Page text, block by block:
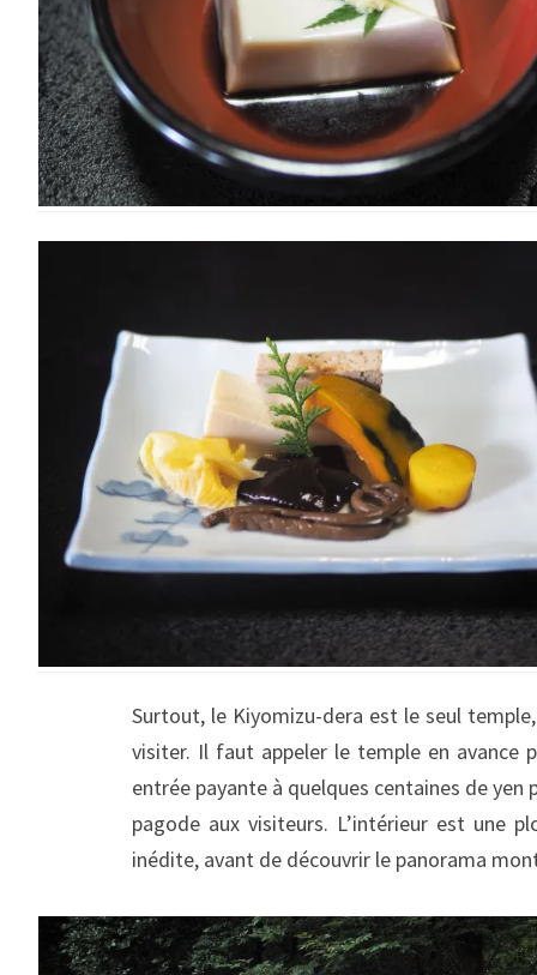
Surtout, le Kiyomizu-dera est le seul
visiter. Il faut appeler le temple en avance
entrée payante à quelques centaines de
pagode aux visiteurs. L’intérieur est une
inédite, avant de découvrir le panorama